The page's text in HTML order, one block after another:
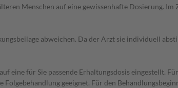
Menschen auf eine gewissenhafte Dosierung.
abweichen. Da der Arzt sie individuell
eine für Sie passende Erhaltungsdosis eingestellt.
geeignet. Für den